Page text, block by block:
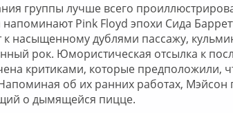
группы лучше всего
Pink Floyd эпохи Сида
к насыщенному дублями пассажу,
рок. Юмористическая отсылка к
критиками, которые предположили,
об их ранних работах, Мэйсон
о дымящейся пицце.